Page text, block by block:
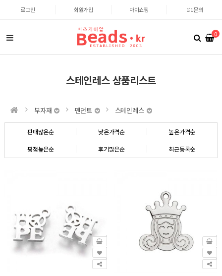
로그인 회원가입 마이쇼핑 1:1문의
0
스테인레스 상품리스트
부자재 펜던트 스테인레스
판매많은순 낮은가격순 높은가격순
평점높은순 후기많은순 최근등록순